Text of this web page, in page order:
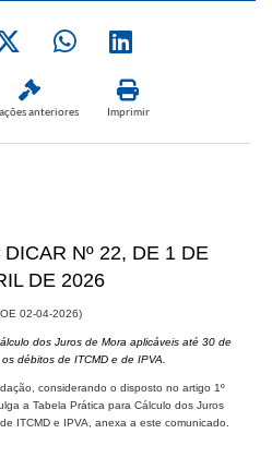
anteriores Imprimir
Nº 22, DE ​1 DE
DE 2026
​​02-04-2026​​)
dos Juros de Mora aplicáveis até 30 de
débitos de ITCMD e de IPVA.
consid​​erando o disposto no artigo 1º
a Tabela Prática para Cálculo dos Juros
ITCMD e IPVA, anexa a este comunicado.​